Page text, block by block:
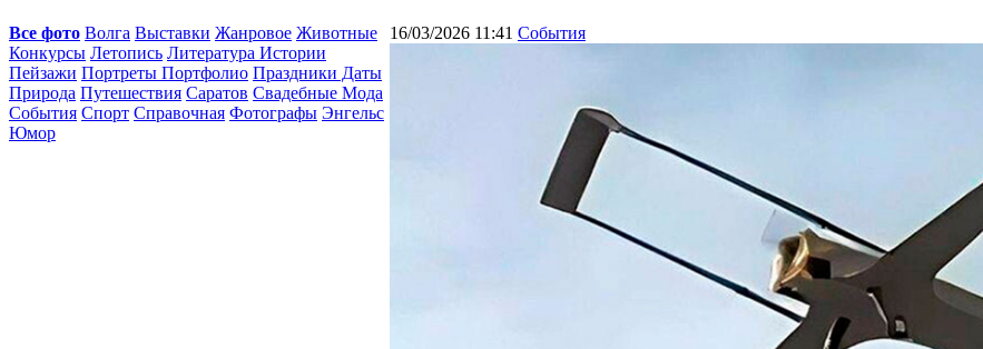
Все фото Волга Выставки Жанровое Животные
Конкурсы Летопись Литература Истории
Пейзажи Портреты Портфолио Праздники Даты
Природа Путешествия Саратов Свадебные Мода
События Спорт Справочная Фотографы Энгельс
Юмор
16/03/2026 11:41 События